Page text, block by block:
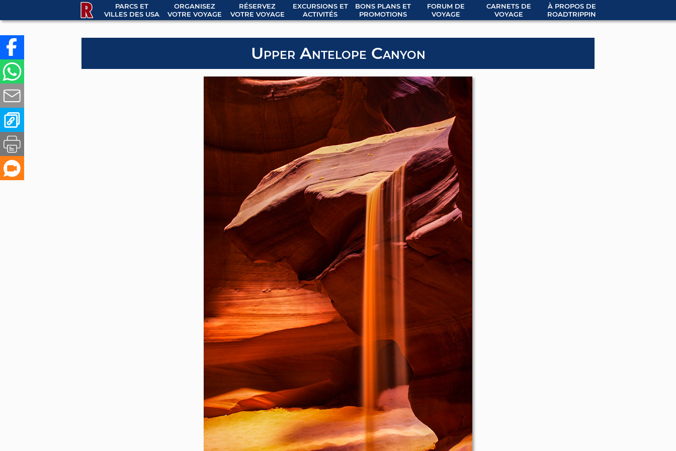
PARCS ET
VILLES DES USA
ORGANISEZ
VOTRE VOYAGE
RÉSERVEZ
VOTRE VOYAGE
EXCURSIONS ET
ACTIVITÉS
BONS PLANS ET
PROMOTIONS
FORUM DE
VOYAGE
CARNETS DE
VOYAGE
À PROPOS DE
ROADTRIPPIN
Upper Antelope Canyon